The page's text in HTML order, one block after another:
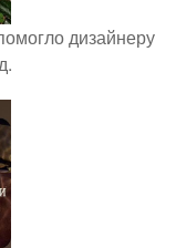
дизайнеру